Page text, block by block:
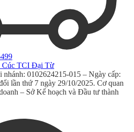
Cúc TCI Đại Từ
0102624215-015 – Ngày cấp:
lần thứ 7 ngày 29/10/2025. Cơ quan
– Sở Kế hoạch và Đầu tư thành